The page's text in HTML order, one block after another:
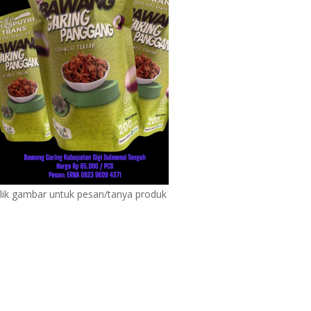
gambar untuk pesan/tanya produk